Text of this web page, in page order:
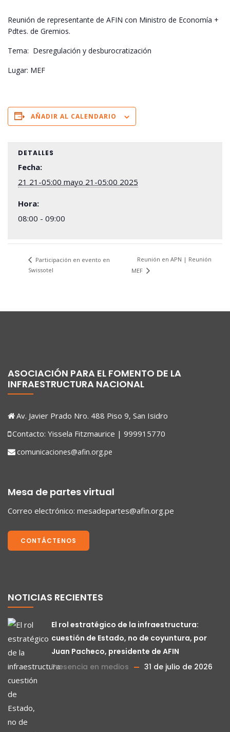
Reunión de representante de AFIN con Ministro de Economía +
Pdtes. de Gremios.
Tema: Desregulación y desburocratización
Lugar: MEF
AÑADIR AL CALENDARIO
DETALLES
Fecha:
21 21-05:00 mayo 21-05:00 2025
Hora:
08:00 - 09:00
Participación en evento en
Swissotel
Reunión en APN | Reunión
MEF
ASOCIACIÓN PARA EL FOMENTO DE LA
INFRAESTRUCTURA NACIONAL
Av. Javier Prado Nro. 488 Piso 9, San Isidro
Contacto: Yissela Fitzmaurice | 999915770
comunicaciones@afin.org.pe
Mesa de partes virtual
Correo electrónico: mesadepartes@afin.org.pe
CONTÁCTENOS
NOTICIAS RECIENTES
El rol estratégico de la infraestructura:
cuestión de Estado, no de coyuntura, por
Juan Pacheco, presidente de AFIN
Presencia en medios
31 de julio de 2026